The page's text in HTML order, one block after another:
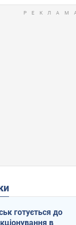
готується до
в